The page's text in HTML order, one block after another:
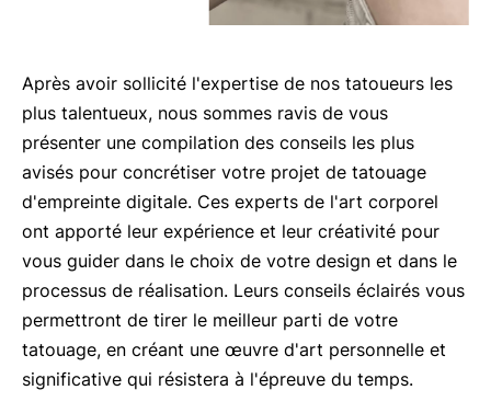
Après avoir sollicité l'expertise de nos tatoueurs les
plus talentueux, nous sommes ravis de vous
présenter une compilation des conseils les plus
avisés pour concrétiser votre projet de tatouage
d'empreinte digitale. Ces experts de l'art corporel
ont apporté leur expérience et leur créativité pour
vous guider dans le choix de votre design et dans le
processus de réalisation. Leurs conseils éclairés vous
permettront de tirer le meilleur parti de votre
tatouage, en créant une œuvre d'art personnelle et
significative qui résistera à l'épreuve du temps.